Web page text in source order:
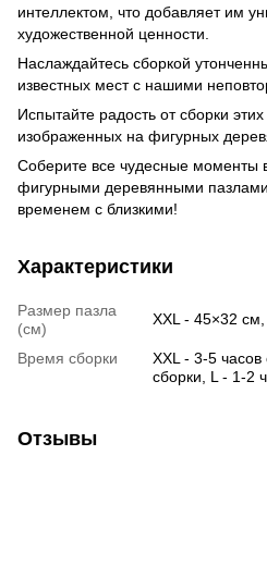
интеллектом, что добавляет им
художественной ценности.
Наслаждайтесь сборкой
известных мест с нашими
Испытайте радость от сборки этих
изображенных на фигурных
Соберите все чудесные моменты
фигурными деревянными
временем с близкими!
Характеристики
Размер пазла
(см)
XXL - 45×32
Время сборки
XXL - 3-5 часов
сборки, L - 1-2
Отзывы